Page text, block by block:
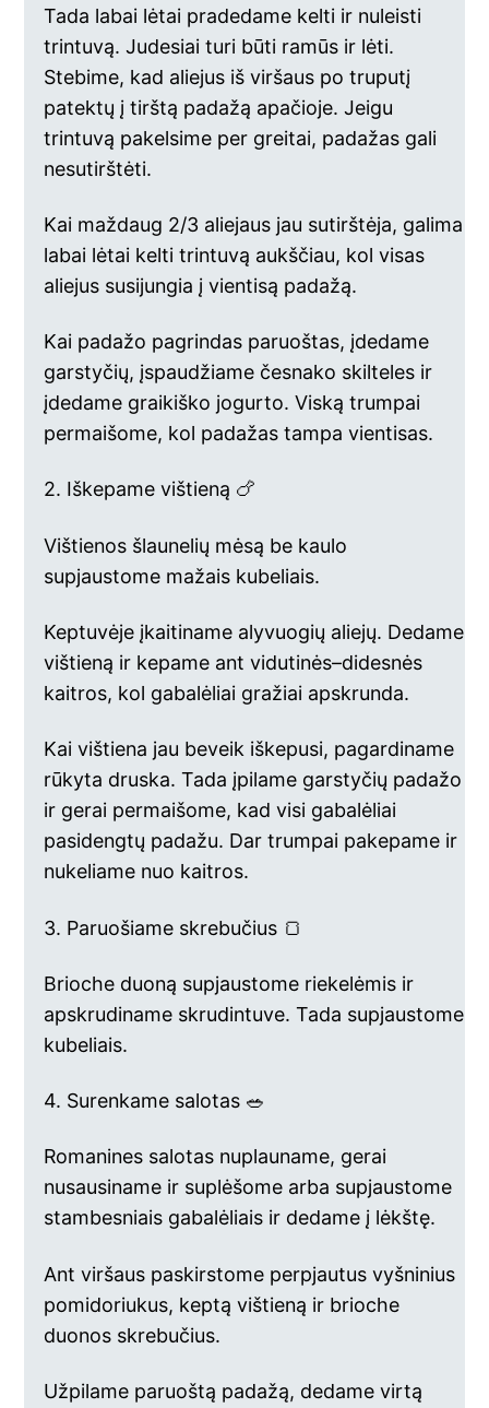
Tada labai lėtai pradedame kelti ir nuleisti
trintuvą. Judesiai turi būti ramūs ir lėti.
Stebime, kad aliejus iš viršaus po truputį
patektų į tirštą padažą apačioje. Jeigu
trintuvą pakelsime per greitai, padažas gali
nesutirštėti.
Kai maždaug 2/3 aliejaus jau sutirštėja, galima
labai lėtai kelti trintuvą aukščiau, kol visas
aliejus susijungia į vientisą padažą.
Kai padažo pagrindas paruoštas, įdedame
garstyčių, įspaudžiame česnako skilteles ir
įdedame graikiško jogurto. Viską trumpai
permaišome, kol padažas tampa vientisas.
2. Iškepame vištieną 🍗
Vištienos šlaunelių mėsą be kaulo
supjaustome mažais kubeliais.
Keptuvėje įkaitiname alyvuogių aliejų. Dedame
vištieną ir kepame ant vidutinės–didesnės
kaitros, kol gabalėliai gražiai apskrunda.
Kai vištiena jau beveik iškepusi, pagardiname
rūkyta druska. Tada įpilame garstyčių padažo
ir gerai permaišome, kad visi gabalėliai
pasidengtų padažu. Dar trumpai pakepame ir
nukeliame nuo kaitros.
3. Paruošiame skrebučius 🍞
Brioche duoną supjaustome riekelėmis ir
apskrudiname skrudintuve. Tada supjaustome
kubeliais.
4. Surenkame salotas 🥗
Romanines salotas nuplauname, gerai
nusausiname ir suplėšome arba supjaustome
stambesniais gabalėliais ir dedame į lėkštę.
Ant viršaus paskirstome perpjautus vyšninius
pomidoriukus, keptą vištieną ir brioche
duonos skrebučius.
Užpilame paruoštą padažą, dedame virtą